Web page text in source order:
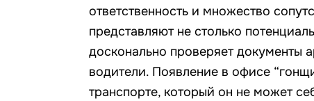
ответственность и множество
представляют не столько
досконально проверяет документы
водители. Появление в офисе
транспорте, который он не может